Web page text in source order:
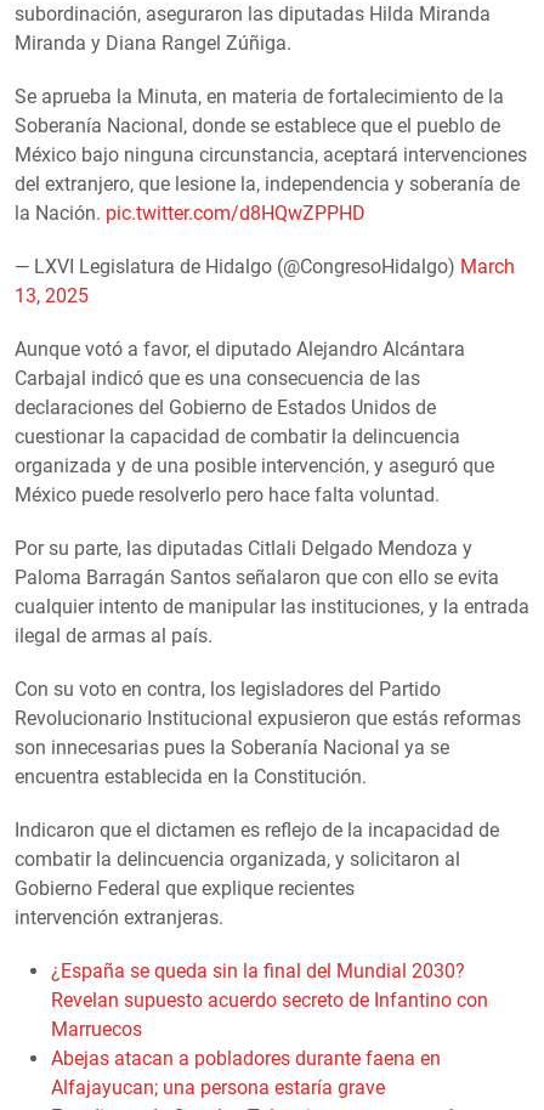
subordinación, aseguraron las diputadas Hilda Miranda
Miranda y Diana Rangel Zúñiga.
Se aprueba la Minuta, en materia de fortalecimiento de la
Soberanía Nacional, donde se establece que el pueblo de
México bajo ninguna circunstancia, aceptará intervenciones
del extranjero, que lesione la, independencia y soberanía de
la Nación. pic.twitter.com/d8HQwZPPHD
— LXVI Legislatura de Hidalgo (@CongresoHidalgo) March
13, 2025
Aunque votó a favor, el diputado Alejandro Alcántara
Carbajal indicó que es una consecuencia de las
declaraciones del Gobierno de Estados Unidos de
cuestionar la capacidad de combatir la delincuencia
organizada y de una posible intervención, y aseguró que
México puede resolverlo pero hace falta voluntad.
Por su parte, las diputadas Citlali Delgado Mendoza y
Paloma Barragán Santos señalaron que con ello se evita
cualquier intento de manipular las instituciones, y la entrada
ilegal de armas al país.
Con su voto en contra, los legisladores del Partido
Revolucionario Institucional expusieron que estás reformas
son innecesarias pues la Soberanía Nacional ya se
encuentra establecida en la Constitución.
Indicaron que el dictamen es reflejo de la incapacidad de
combatir la delincuencia organizada, y solicitaron al
Gobierno Federal que explique recientes
intervención extranjeras.
¿España se queda sin la final del Mundial 2030?
Revelan supuesto acuerdo secreto de Infantino con
Marruecos
Abejas atacan a pobladores durante faena en
Alfajayucan; una persona estaría grave